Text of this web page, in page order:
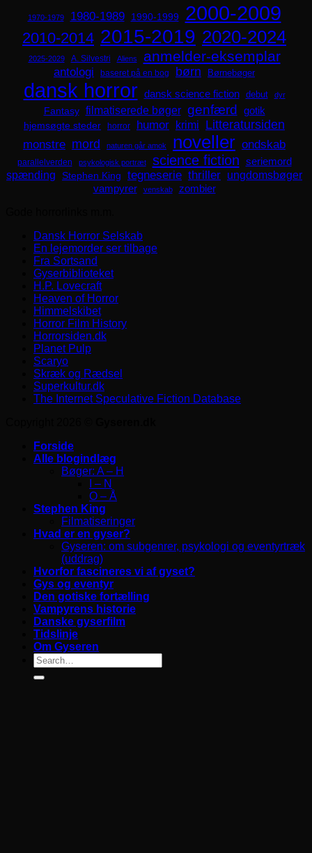
1970-1979 1980-1989 1990-1999 2000-2009
2010-2014 2015-2019 2020-2024
2025-2029 A. Silvestri Aliens anmelder-eksemplar
antologi baseret på en bog børn Børnebøger
dansk horror dansk science fiction debut dyr
Fantasy filmatiserede bøger genfærd
gotik
hjemsøgte steder
horror humor krimi Litteratursiden
monstre mord naturen går amok noveller ondskab
parallelverden psykologisk portræt science fiction seriemord
spænding Stephen King tegneserie thriller ungdomsbøger
vampyrer venskab
zombier
Dansk Horror Selskab
En lejemorder ser tilbage
Fra Sortsand
Gyserbiblioteket
H.P. Lovecraft
Heaven of Horror
Himmelskibet
Horror Film History
Horrorsiden.dk
Planet Pulp
Scaryo
Skræk og Rædsel
Superkultur.dk
The Internet Speculative Fiction Database
Forside
Alle blogindlæg
Bøger: A – H
I – N
O – Å
Stephen King
Filmatiseringer
Hvad er en gyser?
Gyseren: om subgenrer, psykologi og eventyrtræk
(uddrag)
Hvorfor fascineres vi af gyset?
Gys og eventyr
Den gotiske fortælling
Vampyrens historie
Danske gyserfilm
Tidslinje
Om Gyseren